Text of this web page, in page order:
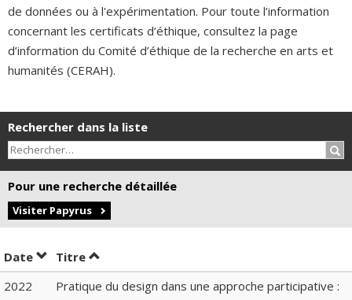
de données ou à l'expérimentation. Pour toute l’information
concernant les certificats d’éthique, consultez la page
d’information du Comité d’éthique de la recherche en arts et
humanités (CERAH).
Rechercher dans la liste
Pour une recherche détaillée
Visiter Papyrus
Date Trier par date en ordre décroissant
Titre Trier par titre en ordre décroissant
2022
Pratique du design dans une approche participative :